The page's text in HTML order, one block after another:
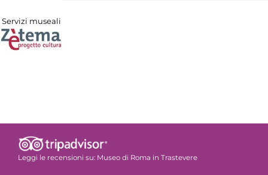
Servizi museali
Leggi le recensioni su: Museo di Roma in Trastevere